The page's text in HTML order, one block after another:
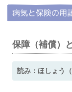
病気と保険の用
保障（補償）
読み：ほしょう（